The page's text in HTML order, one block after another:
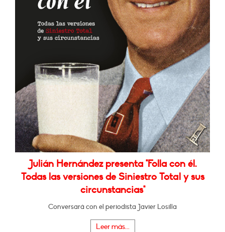
Julián Hernández presenta "Folla con él.
Todas las versiones de Siniestro Total y sus
circunstancias"
Conversará con el periodista Javier Losilla
Leer más...